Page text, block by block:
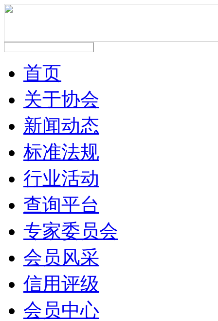
首页
关于协会
新闻动态
标准法规
行业活动
查询平台
专家委员会
会员风采
信用评级
会员中心